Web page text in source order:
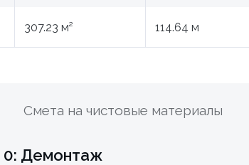
307.23 м² 114.64 м
Смета на чистовые материалы
0: Демонтаж